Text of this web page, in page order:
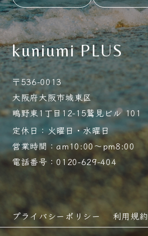
kuniumi PLUS
〒536-0013
大阪府大阪市城東区
鴫野東1丁目12-15鷲見ビル 101
定休日：火曜日・水曜日
営業時間：am10:00～pm8:00
電話番号：0120-629-404
プライバシーポリシー 利用規約